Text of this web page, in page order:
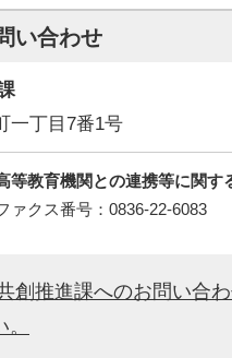
い合わせ
一丁目7番1号
等教育機関との連携等に関す
クス番号：0836-22-6083
創推進課へのお問い合